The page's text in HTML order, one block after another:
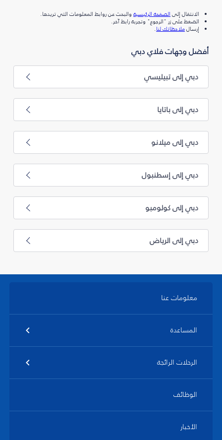
الانتقال إلىالصفحة الرئيسيةوالبحث عن روابط المعلومات التي تريدها.
الضغط على زر "الرجوع" وتجربة رابط آخر.
إرسالملاحظاتك لنا.
أفضل وجهات فلاي دبي
دبي إلى تبيليسي
دبي إلى باتايا
دبي إلى ميلانو
دبي إلى إسطنبول
دبي إلى كولومبو
دبي إلى الرياض
معلومات عنا
المساعدة
الرحلات الرائجة
الوظائف
الأخبار